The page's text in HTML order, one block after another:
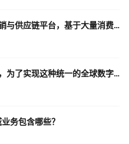
为什么说基于云原生构建的数字营销与供应链平台，基于大量消费数据为“新零售”从数据量变带来了服务质变？
数字营销广告业务的执行过程当中，为了实现这种统一的全球数字资产的一个治理，有哪些挑战？
务包含哪些？